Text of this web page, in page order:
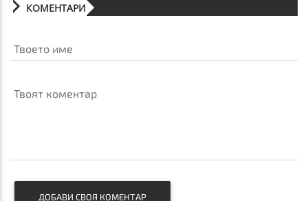
КОМЕНТАРИ
Твоето име
Твоят коментар
ДОБАВИ СВОЯ КОМЕНТАР